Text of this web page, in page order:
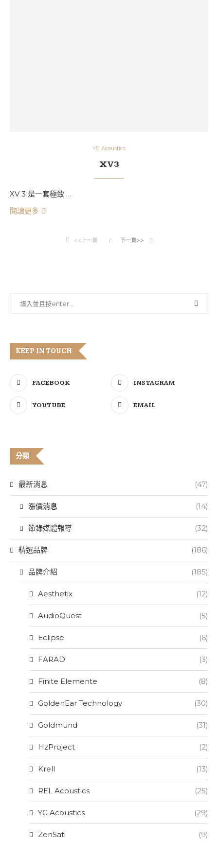
YG Acoustics
XV3
XV 3 是一套極致 …
閱讀更多
<<上一頁 下一頁>>
KEEP IN TOUCH
FACEBOOK INSTAGRAM
YOUTUBE EMAIL
分類
最新消息 (47)
漲價消息 (14)
節錄媒體報導 (32)
精選品牌 (186)
品牌介紹 (185)
Aesthetix (12)
AudioQuest (5)
Eclipse (6)
FARAD (3)
Finite Elemente (8)
GoldenEar Technology (30)
Goldmund (31)
HzProject (2)
Krell (13)
REL Acoustics (25)
YG Acoustics (29)
ZenSati (9)